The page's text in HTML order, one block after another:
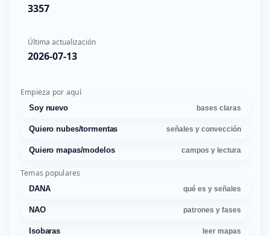
3357
Última actualización
2026-07-13
Empieza por aquí
Soy nuevo bases claras
Quiero nubes/tormentas señales y convección
Quiero mapas/modelos campos y lectura
Temas populares
DANA qué es y señales
NAO patrones y fases
Isobaras leer mapas